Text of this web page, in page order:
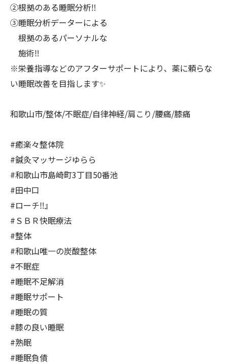
②根拠のある睡眠分析‼️
③睡眠分析データーによる
根拠のあるパーソナルな
施術‼️
※栄養指導などのアフターサポートにより、薬に頼らな
い睡眠改善を目指します✨
和歌山市/整体/不眠症/自律神経/肩こり/腰痛/膝痛
#癒楽々整体院
#鍼灸マッサージゆらら
#和歌山市島崎町3丁目50番池
#田中口
#ローチ‼️』
#ＳＢＲ快眠療法
#整体
#和歌山唯一の炭酸整体
#不眠症
#睡眠不足解消
#睡眠サポート
#睡眠の質
#膝の良い睡眠
#熟眠
#睡眠負債